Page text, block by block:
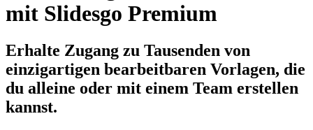
mit Slidesgo Premium
Erhalte Zugang zu Tausenden von
einzigartigen bearbeitbaren Vorlagen, die
du alleine oder mit einem Team erstellen
kannst.